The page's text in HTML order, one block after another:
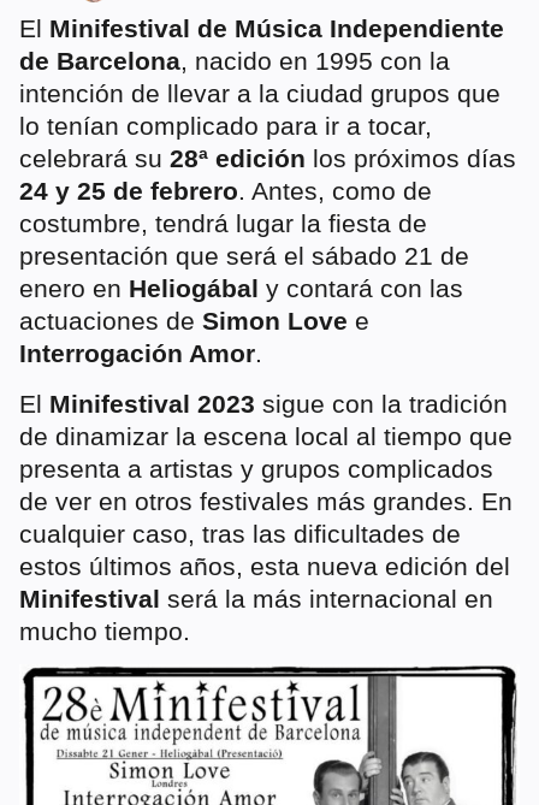
El Minifestival de Música Independiente
de Barcelona, nacido en 1995 con la
intención de llevar a la ciudad grupos que
lo tenían complicado para ir a tocar,
celebrará su 28ª edición los próximos días
24 y 25 de febrero. Antes, como de
costumbre, tendrá lugar la fiesta de
presentación que será el sábado 21 de
enero en Heliogábal y contará con las
actuaciones de Simon Love e
Interrogación Amor.
El Minifestival 2023 sigue con la tradición
de dinamizar la escena local al tiempo que
presenta a artistas y grupos complicados
de ver en otros festivales más grandes. En
cualquier caso, tras las dificultades de
estos últimos años, esta nueva edición del
Minifestival será la más internacional en
mucho tiempo.